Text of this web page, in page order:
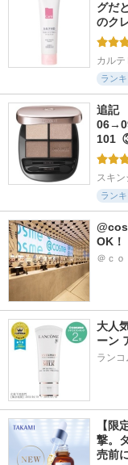
グだ
のク
カル
ラン
追記
101
スキン
ラン
OK！
＠ｃ
大人
ーン
ランコ
【限
撃。
売前